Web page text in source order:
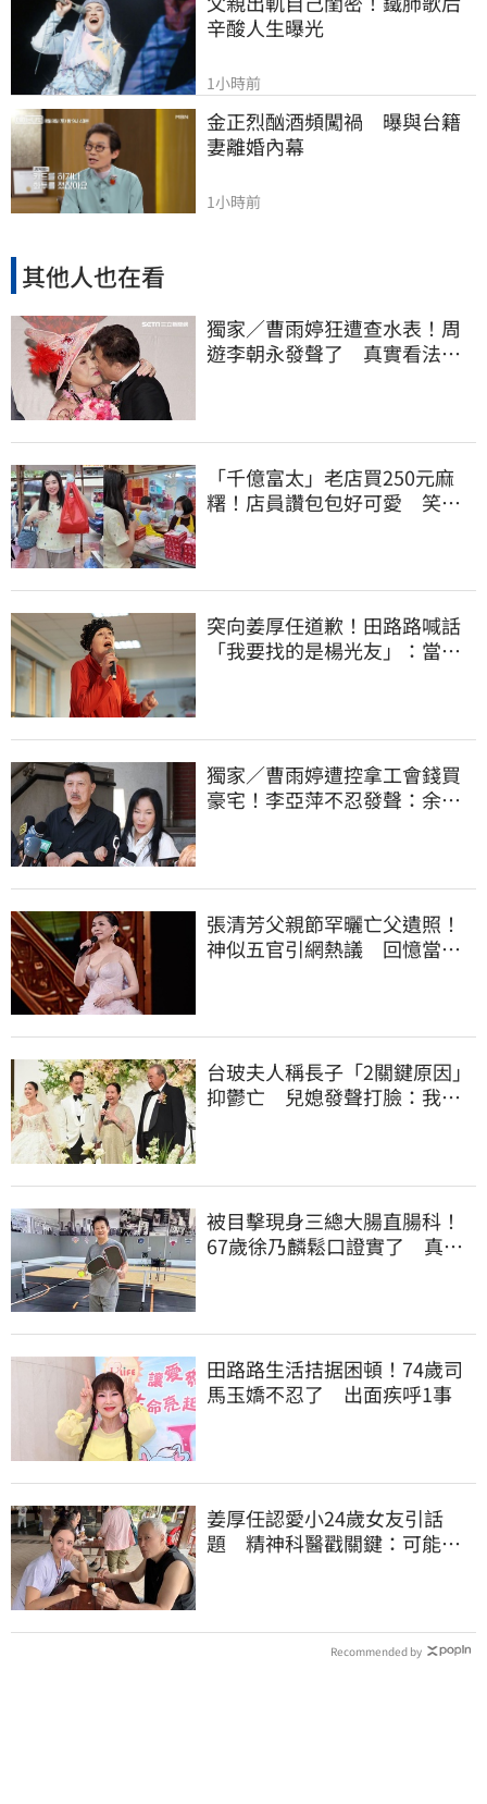
辛酸人生曝光
1小時前
金正烈酗酒頻闖禍　曝與台籍
妻離婚內幕
1小時前
其他人也在看
獨家／曹雨婷狂遭查水表！周
遊李朝永發聲了 真實看法曝
「千億富太」老店買250元麻
糬！店員讚包包好可愛 笑
突向姜厚任道歉！田路路喊話
「我要找的是楊光友」：當時
獨家／曹雨婷遭控拿工會錢買
豪宅！李亞萍不忍發聲：余天
張清芳父親節罕曬亡父遺照！
神似五官引網熱議 回憶當年
台玻夫人稱長子「2關鍵原因」
抑鬱亡 兒媳發聲打臉：我從
被目擊現身三總大腸直腸科！
67歲徐乃麟鬆口證實了 真實
田路路生活拮据困頓！74歲司
馬玉嬌不忍了 出面疾呼1事
姜厚任認愛小24歲女友引話
題 精神科醫戳關鍵：可能是
Recommended by